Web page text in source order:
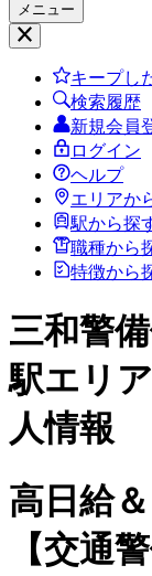
メニュー
キープし
検索履歴
新規会員
ログイン
ヘルプ
エリアか
駅から探
職種から
特徴から
三和警
駅エリ
人情報
高日給
【交通